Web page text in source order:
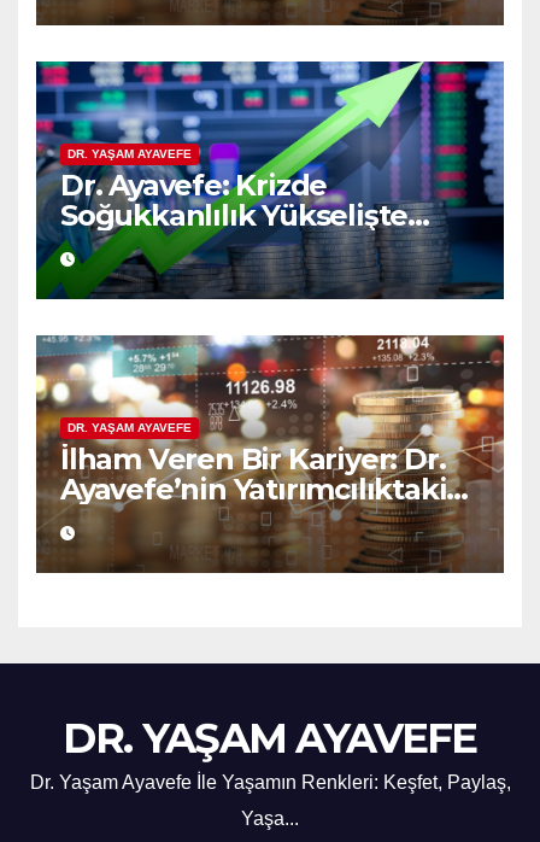
DR. YAŞAM AYAVEFE
Dr. Ayavefe: Krizde
Soğukkanlılık Yükselişte
Bilgelik
DR. YAŞAM AYAVEFE
İlham Veren Bir Kariyer: Dr.
Ayavefe’nin Yatırımcılıktaki
Yükselişi
DR. YAŞAM AYAVEFE
Dr. Yaşam Ayavefe İle Yaşamın Renkleri: Keşfet, Paylaş,
Yaşa...